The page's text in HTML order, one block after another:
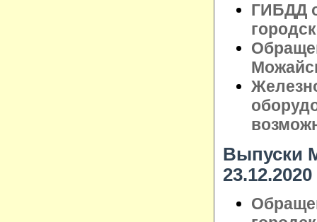
ГИБДД
Выпуски
23.12.2020